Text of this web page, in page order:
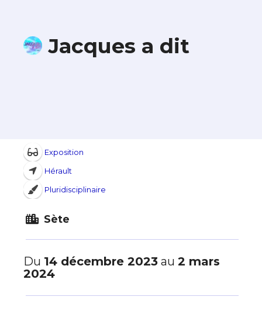
Jacques a dit
Exposition
Hérault
Pluridisciplinaire
Sète
Du 14 décembre 2023 au 2 mars
2024